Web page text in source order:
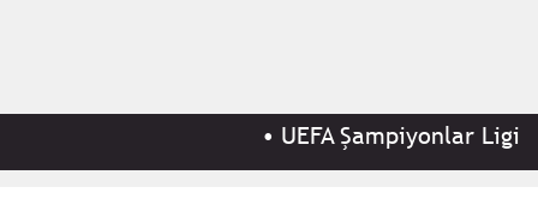
UEFA Şampiyonlar Ligi